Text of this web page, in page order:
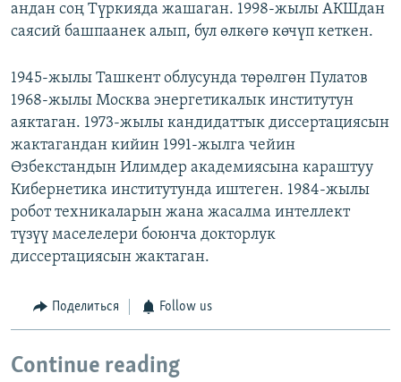
андан соң Түркияда жашаган. 1998-жылы АКШдан
саясий башпаанек алып, бул өлкөгө көчүп кеткен.
1945-жылы Ташкент облусунда төрөлгөн Пулатов
1968-жылы Москва энергетикалык институтун
аяктаган. 1973-жылы кандидаттык диссертациясын
жактагандан кийин 1991-жылга чейин
Өзбекстандын Илимдер академиясына караштуу
Кибернетика институтунда иштеген. 1984-жылы
робот техникаларын жана жасалма интеллект
түзүү маселелери боюнча докторлук
диссертациясын жактаган.
Поделиться Follow us
Continue reading